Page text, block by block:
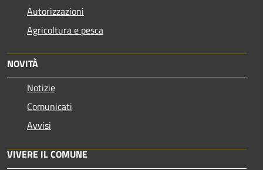
Autorizzazioni
Agricoltura e pesca
NOVITÀ
Notizie
Comunicati
Avvisi
VIVERE IL COMUNE